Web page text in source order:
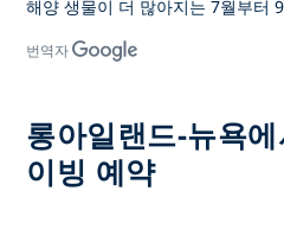
해양 생물이 더 많아지는 7월부터
번역자
롱아일랜드-뉴욕
이빙 예약